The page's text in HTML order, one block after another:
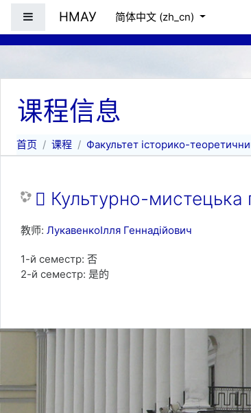
停靠面板НМАУ 简体中文 ‎(zh_cn)‎
课程信息
首页 课程 Факультет історико-
 Культурно-мистецька
教师: ЛукавенкоІлля Геннадійович
1-й семестр: 否
2-й семестр: 是的